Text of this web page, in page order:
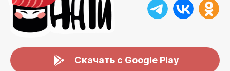
Скачать с Google Play